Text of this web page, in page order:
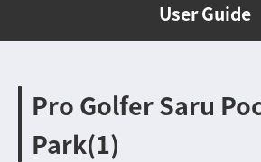
User Guide
Pro Golfer Saru
Park(1)